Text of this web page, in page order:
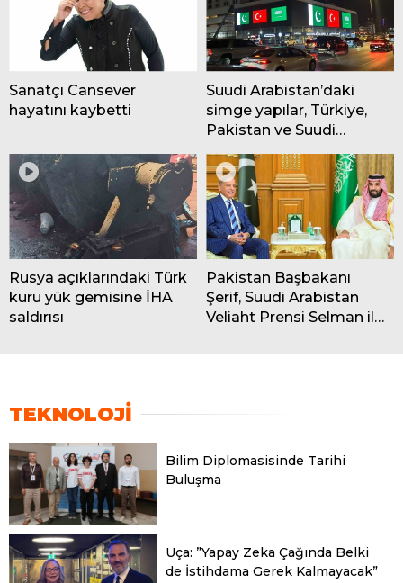
Sanatçı Cansever
hayatını kaybetti
Suudi Arabistan’daki
simge yapılar, Türkiye,
Pakistan ve Suudi
ışıklandırıldı
Rusya açıklarındaki Türk
kuru yük gemisine İHA
saldırısı
Pakistan Başbakanı
Şerif, Suudi Arabistan
Veliaht Prensi Selman ile
TEKNOLOJİ
Bilim Diplomasisinde Tarihi
Buluşma
Uça: ”Yapay Zeka Çağında Belki
de İstihdama Gerek Kalmayacak”